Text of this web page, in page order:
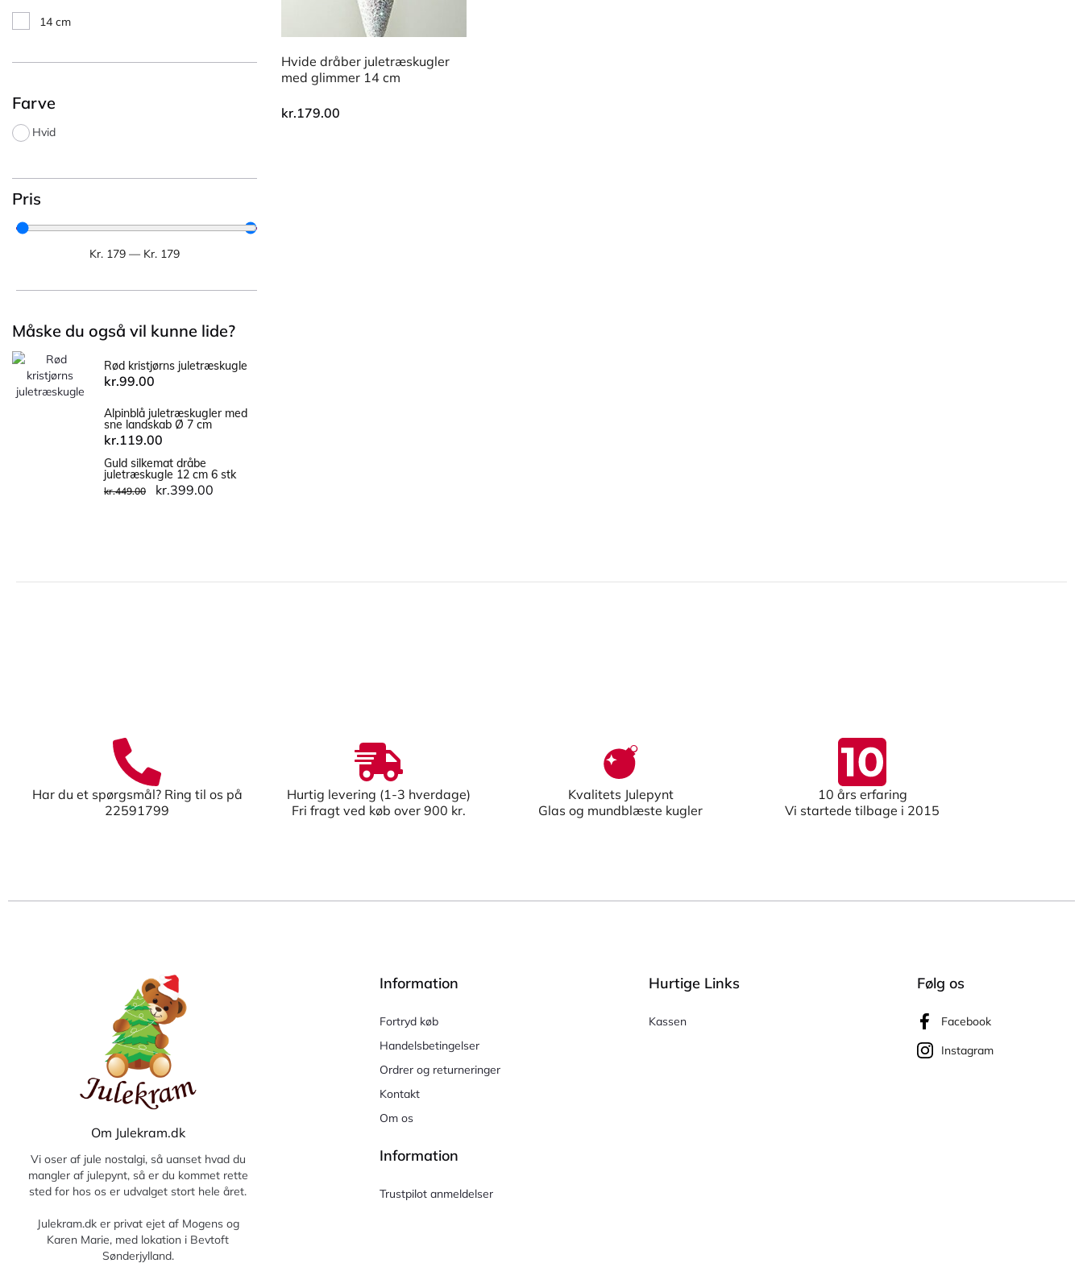
14 cm
Farve
Hvid
Pris
Kr. 179 — Kr. 179
Måske du også vil kunne lide?
Rød kristjørns juletræskugle
kr.99.00
Alpinblå juletræskugler med
sne landskab Ø 7 cm
kr.119.00
Guld silkemat dråbe
juletræskugle 12 cm 6 stk
kr.449.00 kr.399.00
Hvide dråber juletræskugler
med glimmer 14 cm
kr.179.00
Har du et spørgsmål? Ring til os på
22591799
Hurtig levering (1-3 hverdage)
Fri fragt ved køb over 900 kr.
Kvalitets Julepynt
Glas og mundblæste kugler
10 års erfaring
Vi startede tilbage i 2015
Om Julekram.dk
Vi oser af jule nostalgi, så uanset hvad du
mangler af julepynt, så er du kommet rette
sted for hos os er udvalget stort hele året.
Julekram.dk er privat ejet af Mogens og
Karen Marie, med lokation i Bevtoft
Sønderjylland.
Information
Fortryd køb
Handelsbetingelser
Ordrer og returneringer
Kontakt
Om os
Information
Trustpilot anmeldelser
Hurtige Links
Kassen
Følg os
Facebook
Instagram